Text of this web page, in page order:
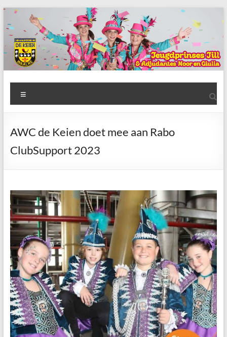
Ga
naar
de
inhoud
AWC
de
Keien
Algemene
Waalrese
Keien
AWC de Keien doet mee aan Rabo
ClubSupport 2023